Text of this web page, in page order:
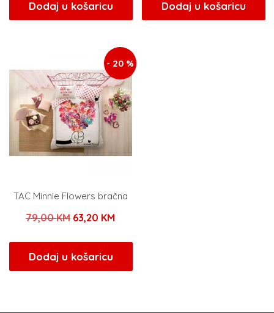
bila
je:
160,00 KM.
Dodaj u košaricu
bila
je:
Dodaj u košaricu
- 20 %
TAC Minnie Flowers bračna
79,00KM Izvorna
bila
je:
63,20 KM
63,20 KM.
Dodaj u košaricu